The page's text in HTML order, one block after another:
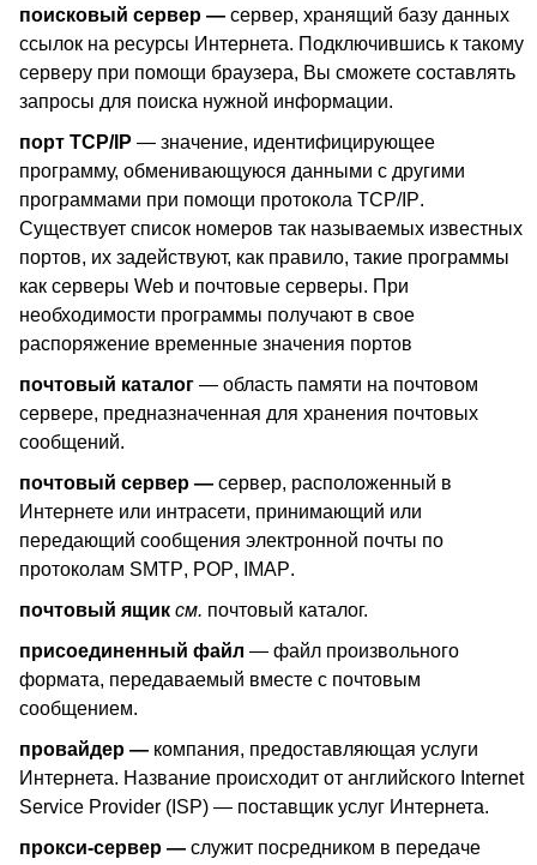
поисковый сервер — сервер, хранящий базу данных
ссылок на ресурсы Интернета. Подключившись к такому
серверу при помощи браузера, Вы сможете составлять
запросы для поиска нужной информации.
порт TCP/IP — значение, идентифицирующее
программу, обменивающуюся данными с другими
программами при помощи протокола TCP/IP.
Существует список номеров так называемых известных
портов, их задействуют, как правило, такие программы
как серверы Web и почтовые серверы. При
необходимости программы получают в свое
распоряжение временные значения портов
почтовый каталог — область памяти на почтовом
сервере, предназначенная для хранения почтовых
сообщений.
почтовый сервер — сервер, расположенный в
Интернете или интрасети, принимающий или
передающий сообщения электронной почты по
протоколам SMTP, POP, IMAP.
почтовый ящик см. почтовый каталог.
присоединенный файл — файл произвольного
формата, передаваемый вместе с почтовым
сообщением.
провайдер — компания, предоставляющая услуги
Интернета. Название происходит от английского Internet
Service Provider ( ISP) — поставщик услуг Интернета.
прокси-сервер — служит посредником в передаче